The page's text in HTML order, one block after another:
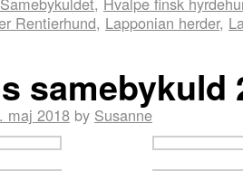
Rentierhund, Lapponian herder,
samebykuld
maj 2018 by Susanne